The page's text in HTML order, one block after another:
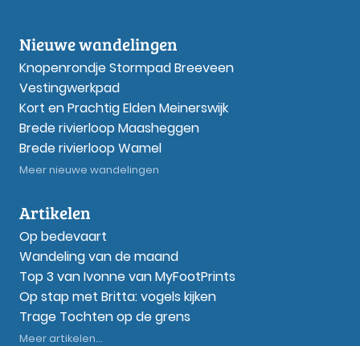
Nieuwe wandelingen
Knopenrondje Stormpad Breeveen
Vestingwerkpad
Kort en Prachtig Elden Meinerswijk
Brede rivierloop Maasheggen
Brede rivierloop Wamel
Meer nieuwe wandelingen
Artikelen
Op bedevaart
Wandeling van de maand
Top 3 van Ivonne van MyFootPrints
Op stap met Britta: vogels kijken
Trage Tochten op de grens
Meer artikelen...